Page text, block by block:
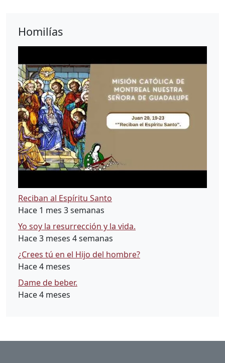
Homilías
Reciban al Espíritu Santo
Hace 1 mes 3 semanas
Yo soy la resurrección y la vida.
Hace 3 meses 4 semanas
¿Crees tú en el Hijo del hombre?
Hace 4 meses
Dame de beber.
Hace 4 meses